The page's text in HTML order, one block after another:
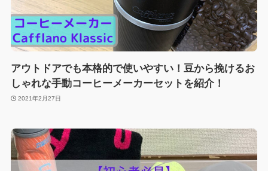
アウトドアでも本格的で使いやすい！豆から挽けるお
しゃれな手動コーヒーメーカーセットを紹介！
2021年2月27日